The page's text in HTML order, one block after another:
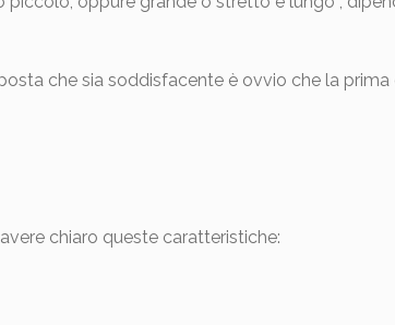
che sia soddisfacente è ovvio che la prima
chiaro queste caratteristiche: